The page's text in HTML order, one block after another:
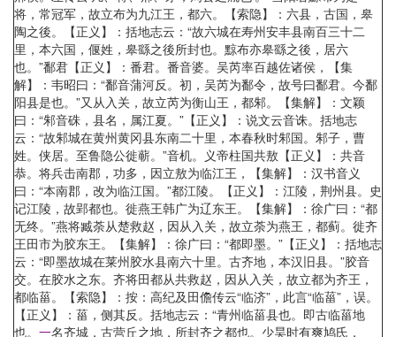
将，常冠军，故立布为九江王，都六。【索隐】：六县，古国，皋
陶之後。【正义】：括地志云：“故六城在寿州安丰县南百三十二
里，本六国，偃姓，皋繇之後所封也。黥布亦皋繇之後，居六
也。”鄱君【正义】：番君。番音婆。吴芮率百越佐诸侯，【集
解】：韦昭曰：“鄱音蒲河反。初，吴芮为鄱令，故号曰鄱君。今鄱
阳县是也。”又从入关，故立芮为衡山王，都邾。【集解】：文颖
曰：“邾音硃，县名，属江夏。”【正义】：说文云音诛。括地志
云：“故邾城在黄州黄冈县东南二十里，本春秋时邾国。邾子，曹
姓。侠居。至鲁隐公徙蕲。”音机。义帝柱国共敖【正义】：共音
恭。将兵击南郡，功多，因立敖为临江王，【集解】：汉书音义
曰：“本南郡，改为临江国。”都江陵。【正义】：江陵，荆州县。史
记江陵，故郢都也。徙燕王韩广为辽东王。【集解】：徐广曰：“都
无终。”燕将臧荼从楚救赵，因从入关，故立荼为燕王，都蓟。徙齐
王田市为胶东王。【集解】：徐广曰：“都即墨。”【正义】：括地志
云：“即墨故城在莱州胶水县南六十里。古齐地，本汉旧县。”胶音
交。在胶水之东。齐将田都从共救赵，因从入关，故立都为齐王，
都临菑。【索隐】：按：高纪及田儋传云“临济”，此言“临菑”，误。
【正义】：菑，侧其反。括地志云：“青州临菑县也。即古临菑地
也。 一名齐城，古营丘之地，所封齐之都也。少昊时有爽鸠氏，